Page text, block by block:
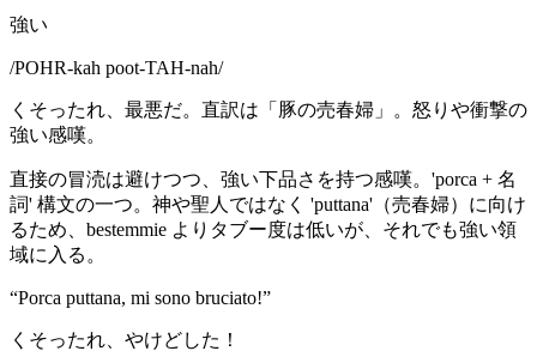
強い
/POHR-kah poot-TAH-nah/
くそったれ、最悪だ。直訳は「豚の売春婦」。怒りや衝撃の
強い感嘆。
直接の冒涜は避けつつ、強い下品さを持つ感嘆。'porca + 名
詞' 構文の一つ。神や聖人ではなく 'puttana'（売春婦）に向け
るため、bestemmie よりタブー度は低いが、それでも強い領
域に入る。
“Porca puttana, mi sono bruciato!”
くそったれ、やけどした！